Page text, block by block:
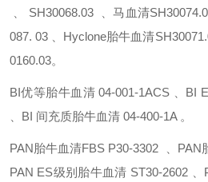
、 SH30068.03 、马血清
087. 03 、Hyclone胎牛血清
0160.03。
BI优等胎牛血清 04-001-1ACS 、BI
、BI 间充质胎牛血清 04-400-1A 。
PAN胎牛血清FBS P30-3302 、PAN
PAN ES级别胎牛血清 ST30-2602